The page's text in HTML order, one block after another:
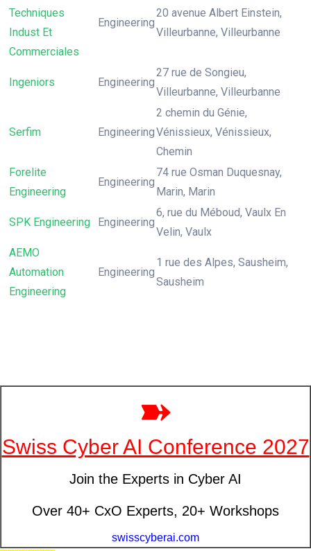
Techniques
Indust Et
Commerciales
Engineering
20 avenue Albert Einstein,
Villeurbanne, Villeurbanne
Ingeniors Engineering
27 rue de Songieu,
Villeurbanne, Villeurbanne
Serfim Engineering
2 chemin du Génie,
Vénissieux, Vénissieux,
Chemin
Forelite
Engineering
Engineering
74 rue Osman Duquesnay,
Marin, Marin
SPK Engineering Engineering
6, rue du Méboud, Vaulx En
Velin, Vaulx
AEMO
Automation
Engineering
Engineering
1 rue des Alpes, Sausheim,
Sausheim